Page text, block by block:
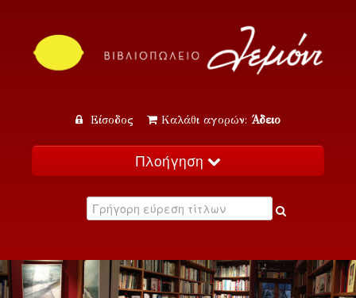
Είσοδος Καλάθι αγορών: Άδειο
Πλοήγηση
Κατάλογος
Εκδηλώσεις